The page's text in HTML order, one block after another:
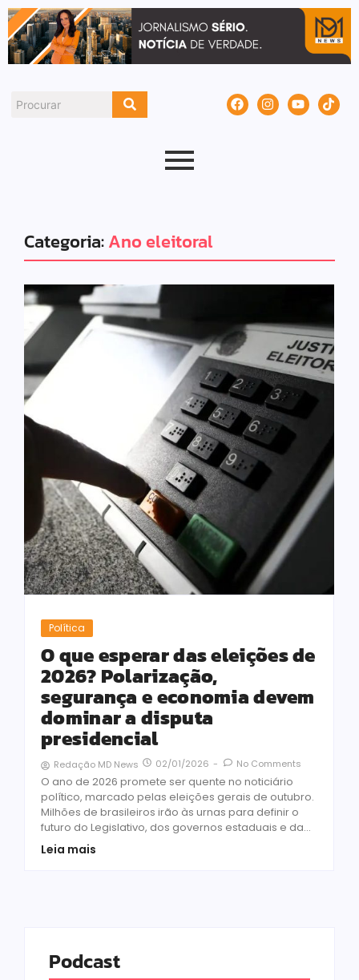
Categoria:Ano eleitoral
Política
O que esperar das eleições de
2026? Polarização,
segurança e economia devem
dominar a disputa
presidencial
Redação MD News 02/01/2026 - No Comments
O ano de 2026 promete ser quente no noticiário
político, marcado pelas eleições gerais de outubro.
Milhões de brasileiros irão às urnas para definir o
futuro do Legislativo, dos governos estaduais e da...
Leia mais
Podcast